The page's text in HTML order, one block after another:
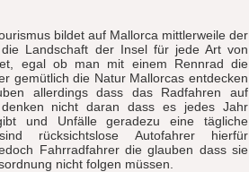
bildet auf Mallorca mittlerweile der
die Landschaft der Insel für jede Art von
egal ob man mit einem Rennrad die
gemütlich die Natur Mallorcas entdecken
allerdings dass das Radfahren auf
nicht daran dass es jedes Jahr
und Unfälle geradezu eine tägliche
rücksichtslose Autofahrer hierfür
Fahrradfahrer die glauben dass sie
nicht folgen müssen.